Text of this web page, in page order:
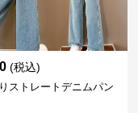
(税込)
ストレートデニムパン